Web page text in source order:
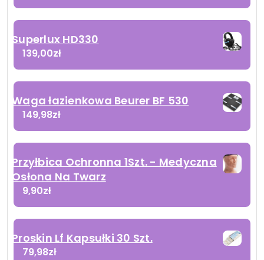
Superlux HD330
139,00zł
Waga łazienkowa Beurer BF 530
149,98zł
Przyłbica Ochronna 1Szt. - Medyczna
Osłona Na Twarz
9,90zł
Proskin Lf Kapsułki 30 Szt.
79,98zł